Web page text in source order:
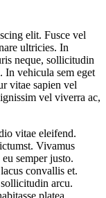
elit. Fusce vel
ultricies. In
neque, sollicitudin
In vehicula sem eget
vitae sapien vel
vel viverra ac,
vitae eleifend.
Vivamus
semper justo.
convallis et.
arcu.
platea